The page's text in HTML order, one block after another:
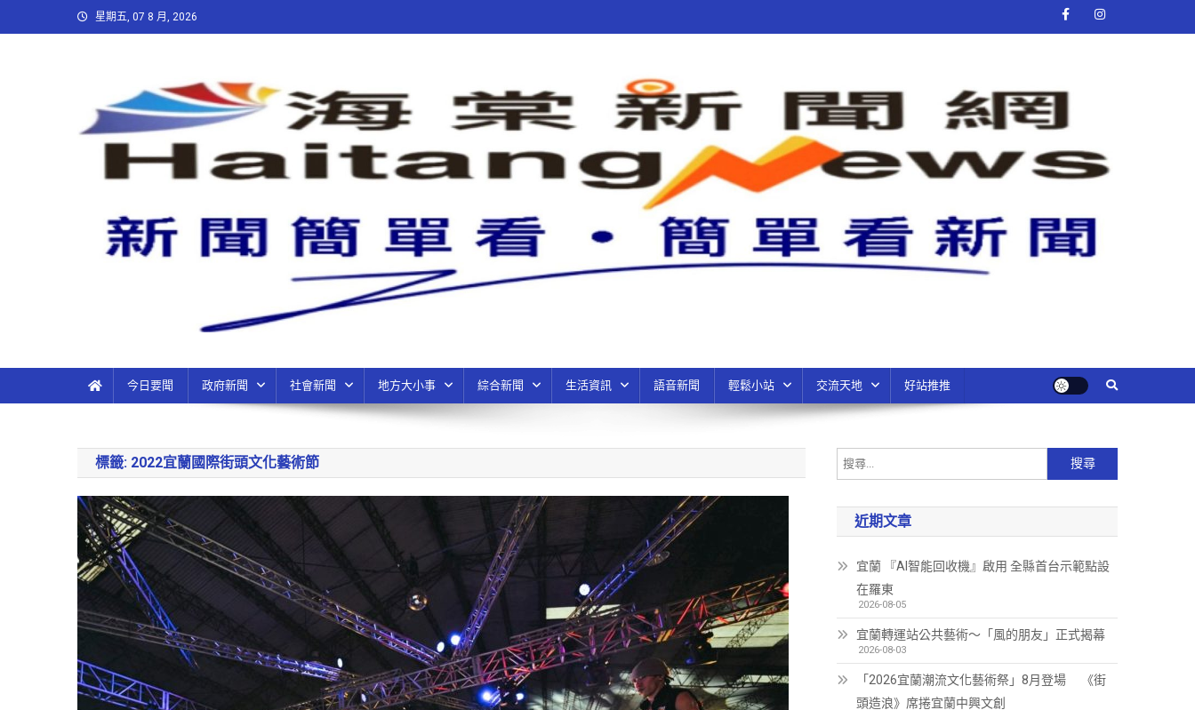
星期五, 07 8 月, 2026
今日要聞 政府新聞 社會新聞 地方大小事 綜合新聞 生活資訊 語音新聞 輕鬆小站 交流天地 好站推推
標籤: 2022宜蘭國際街頭文化藝術節
近期文章
宜蘭 『AI智能回收機』啟用 全縣首台示範點設
在羅東
2026-08-05
宜蘭轉運站公共藝術～「風的朋友」正式揭幕
2026-08-03
「2026宜蘭潮流文化藝術祭」8月登場 《街
頭造浪》席捲宜蘭中興文創